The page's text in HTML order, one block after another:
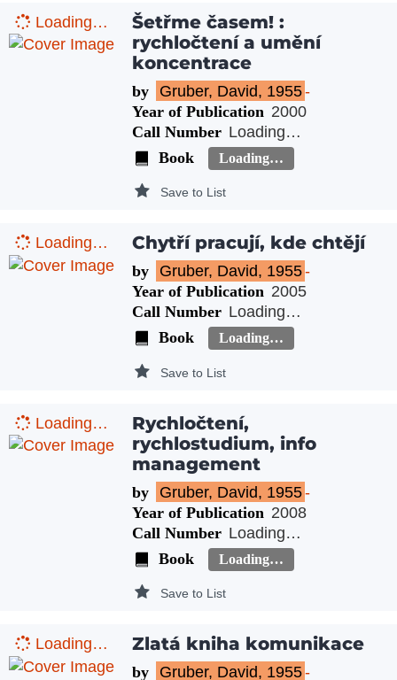
Loading…
Šetřme časem! :
rychločtení a umění
koncentrace
by Gruber, David, 1955-
Year of Publication 2000
Call Number Loading…
Book
Loading…
Save to List
Loading… Chytří pracují, kde chtějí
by Gruber, David, 1955-
Year of Publication 2005
Call Number Loading…
Book
Loading…
Save to List
Loading…
Rychločtení,
rychlostudium, info
management
by Gruber, David, 1955-
Year of Publication 2008
Call Number Loading…
Book
Loading…
Save to List
Loading… Zlatá kniha komunikace
by Gruber, David, 1955-